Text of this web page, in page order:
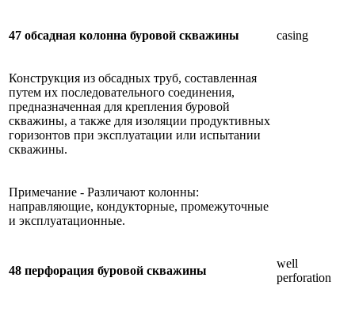
47 обсадная колонна буровой скважины casing
Конструкция из обсадных труб, составленная
путем их последовательного соединения,
предназначенная для крепления буровой
скважины, а также для изоляции продуктивных
горизонтов при эксплуатации или испытании
скважины.
Примечание - Различают колонны:
направляющие, кондукторные, промежуточные
и эксплуатационные.
48 перфорация буровой скважины
well
perforation